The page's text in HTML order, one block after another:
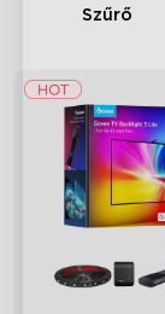
Szűrő